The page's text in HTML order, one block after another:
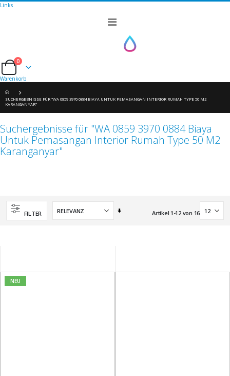
Links
Navigation
Cart
0
Warenkorb
SUCHERGEBNISSE FÜR "WA 0859 3970 0884 BIAYA UNTUK PEMASANGAN INTERIOR RUMAH TYPE 50 M2
KARANGANYAR"
Suchergebnisse für "WA 0859 3970 0884 Biaya
Untuk Pemasangan Interior Rumah Type 50 M2
Karanganyar"
FILTER
AufsteigendArtikel 1 -12von 16
NEU